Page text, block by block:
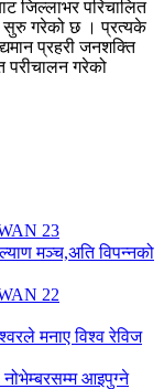
जिल्लाभर परिचालित
सुरु गरेको छ । प्रत्यके
प्रहरी जनशक्ति
परीचालन गरेको
23
मञ्च,अति विपन्नको
22
मनाए विश्व रेविज
नोभेम्बरसम्म आइपुग्ने